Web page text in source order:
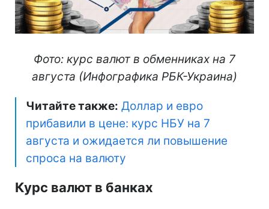
Фото: курс валют в обменниках на 7
августа (Инфографика РБК-Украина)
Читайте также: Доллар и евро
прибавили в цене: курс НБУ на 7
августа и ожидается ли повышение
спроса на валюту
Курс валют в банках